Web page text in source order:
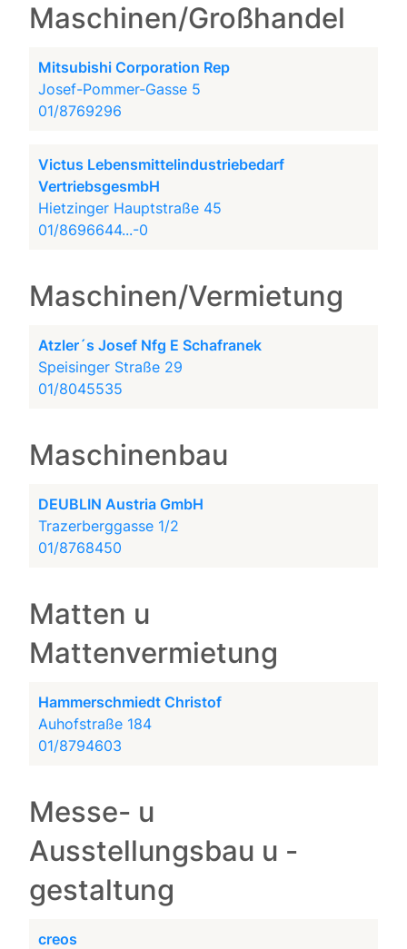
Maschinen/Großhandel
Mitsubishi Corporation Rep
Josef-Pommer-Gasse 5
01/8769296
Victus Lebensmittelindustriebedarf
VertriebsgesmbH
Hietzinger Hauptstraße 45
01/8696644...-0
Maschinen/Vermietung
Atzler´s Josef Nfg E Schafranek
Speisinger Straße 29
01/8045535
Maschinenbau
DEUBLIN Austria GmbH
Trazerberggasse 1/2
01/8768450
Matten u
Mattenvermietung
Hammerschmiedt Christof
Auhofstraße 184
01/8794603
Messe- u
Ausstellungsbau u -
gestaltung
creos